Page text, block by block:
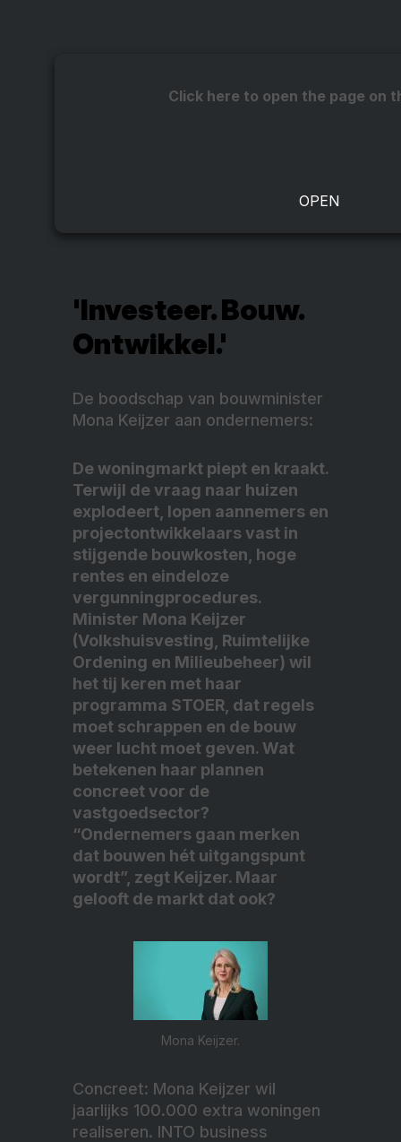
Click here to open the page on
'Investeer. Bouw.
Ontwikkel.'
De boodschap van bouwminister
Mona Keijzer aan ondernemers:
De woningmarkt piept en kraakt.
Terwijl de vraag naar huizen
explodeert, lopen aannemers en
projectontwikkelaars vast in
stijgende bouwkosten, hoge
rentes en eindeloze
vergunningprocedures.
Minister Mona Keijzer
(Volkshuisvesting, Ruimtelijke
Ordening en Milieubeheer) wil
het tij keren met haar
programma STOER, dat regels
moet schrappen en de bouw
weer lucht moet geven. Wat
betekenen haar plannen
concreet voor de
vastgoedsector?
“Ondernemers gaan merken
dat bouwen hét uitgangspunt
wordt”, zegt Keijzer. Maar
gelooft de markt dat ook?
Mona Keijzer.
Concreet: Mona Keijzer wil
jaarlijks 100.000 extra woningen
realiseren. INTO business